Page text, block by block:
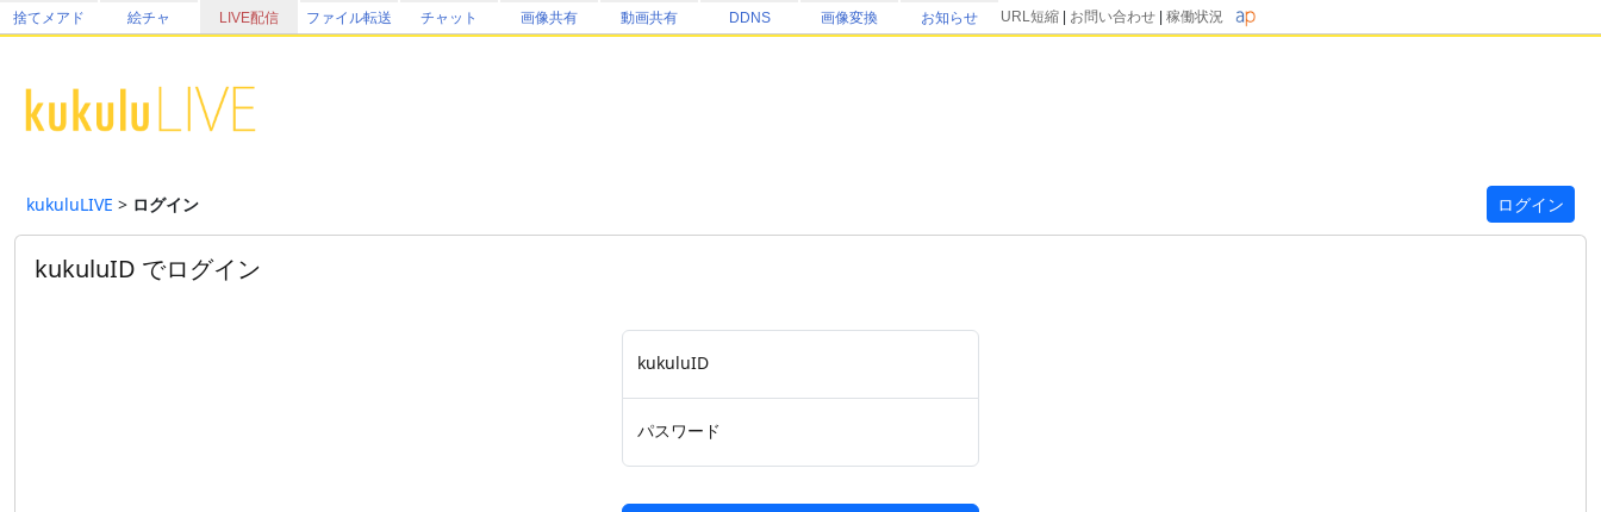
捨てメアド 絵チャ LIVE配信 ファイル転送 チャット 画像共有 動画共有 DDNS 画像変換 お知らせ URL短縮 お問い合わせ 稼働状況
kukuluLIVE > ログイン ログイン
kukuluID でログイン
kukuluID
パスワード